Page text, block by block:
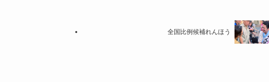
全国比例候補れんほう